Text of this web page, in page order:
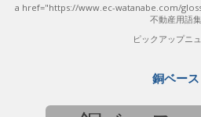
a href="https://www.ec-watanabe.com/
不動産用語集
ピックアップニ
銅ベース